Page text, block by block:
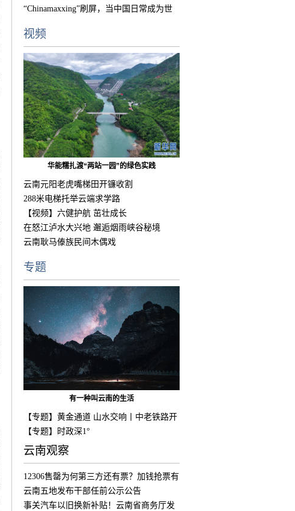
“Chinamaxxing”刷屏，当中国日常成为世
视频
华能糯扎渡“两站一园”的绿色实践
云南元阳老虎嘴梯田开镰收割
288米电梯托举云端求学路
【视频】六健护航 茁壮成长
在怒江泸水大兴地 邂逅烟雨峡谷秘境
云南耿马傣族民间木偶戏
专题
有一种叫云南的生活
【专题】黄金通道 山水交响丨中老铁路开
通
【专题】时政深1°
云南观察
12306售罄为何第三方还有票？加钱抢票有
用
云南五地发布干部任前公示公告
事关汽车以旧换新补贴！云南省商务厅发